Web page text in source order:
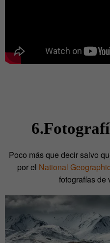
Poco más que decir salvo
por el National
fotografías de